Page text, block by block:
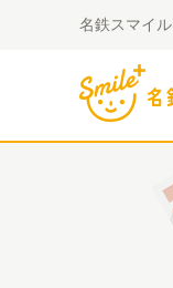
名鉄スマイ